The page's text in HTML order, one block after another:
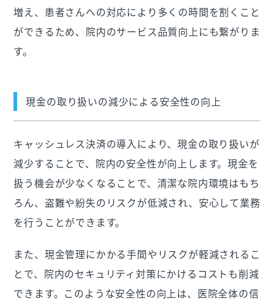
増え、患者さんへの対応により多くの時間を割くこと
ができるため、院内のサービス品質向上にも繋がりま
す。
現金の取り扱いの減少による安全性の向上
キャッシュレス決済の導入により、現金の取り扱いが
減少することで、院内の安全性が向上します。現金を
扱う機会が少なくなることで、清潔な院内環境はもち
ろん、盗難や紛失のリスクが低減され、安心して業務
を行うことができます。
また、現金管理にかかる手間やリスクが軽減されるこ
とで、院内のセキュリティ対策にかけるコストも削減
できます。このような安全性の向上は、医院全体の信